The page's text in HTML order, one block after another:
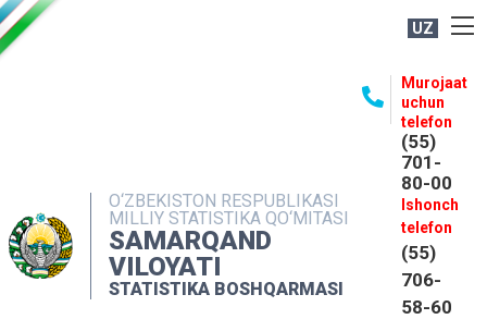
UZ
O‘ZBEKISTON RESPUBLIKASI
MILLIY STATISTIKA QO‘MITASI
SAMARQAND
VILOYATI
STATISTIKA BOSHQARMASI
Murojaat
uchun
telefon
(55)
701-
80-00
Ishonch
telefon
(55)
706-
58-60
MATBUOT XIZMATI
MUROJAATLAR
KONTAKTLAR